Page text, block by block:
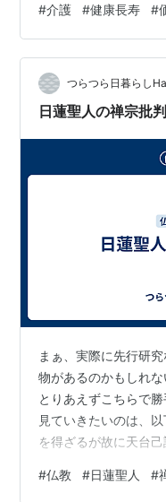
なさいということ。
なる婆さんや、身近
が、皆さん共通して
ということだ。 水分
えてくれる。 たくさ
#介護 #健康長寿 #
つらつら日暮らし
日蓮聖人の禅宗批判
まぁ、実際に先行研
物があるのかもしれな
とりあえずこちらで
見ていきたいのは、
を得ざるが故に天台
捨てゝ止観に付き、
#仏教 #日蓮聖人 #